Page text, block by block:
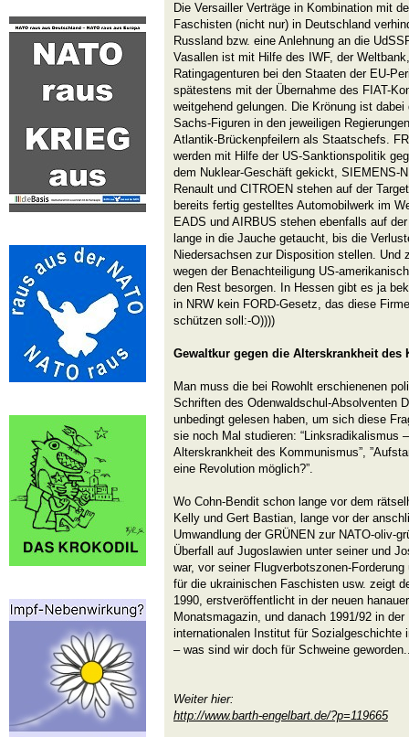
Die Versailler Verträge in Kombination mit
Faschisten (nicht nur) in Deutschland
Russland bzw. eine Anlehnung an die
Vasallen ist mit Hilfe des IWF, der
Ratingagenturen bei den Staaten der EU-
spätestens mit der Übernahme des FIAT-
weitgehend gelungen. Die Krönung ist
Sachs-Figuren in den jeweiligen
Atlantik-Brückenpfeilern als Staatschefs.
werden mit Hilfe der US-Sanktionspolitik
dem Nuklear-Geschäft gekickt, SIEMENS-
Renault und CITROEN stehen auf der
bereits fertig gestelltes Automobilwerk im
EADS und AIRBUS stehen ebenfalls auf
lange in die Jauche getaucht, bis die
Niedersachsen zur Disposition stellen. Und
wegen der Benachteiligung US-
den Rest besorgen. In Hessen gibt es ja
in NRW kein FORD-Gesetz, das diese
schützen soll:-O))))
Gewaltkur gegen die Alterskrankheit des
Man muss die bei Rowohlt erschienenen
Schriften des Odenwaldschul-Absolventen
unbedingt gelesen haben, um sich diese
sie noch Mal studieren: “Linksradikalismus
Alterskrankheit des Kommunismus”,
eine Revolution möglich?”.
Wo Cohn-Bendit schon lange vor dem
Kelly und Gert Bastian, lange vor der
Umwandlung der GRÜNEN zur NATO-oliv-
Überfall auf Jugoslawien unter seiner und
war, vor seiner Flugverbotszonen-
für die ukrainischen Faschisten usw. zeigt
1990, erstveröffentlicht in der neuen
Monatsmagazin, und danach 1991/92 in
internationalen Institut für Sozialgeschichte
– was sind wir doch für Schweine
Weiter hier:
http://www.barth-engelbart.de/?p=119665